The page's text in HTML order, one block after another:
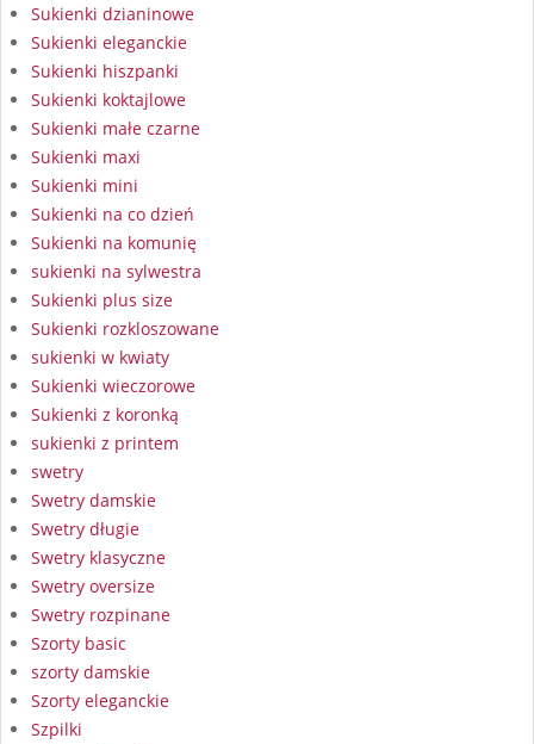
Sukienki dzianinowe
Sukienki eleganckie
Sukienki hiszpanki
Sukienki koktajlowe
Sukienki małe czarne
Sukienki maxi
Sukienki mini
Sukienki na co dzień
Sukienki na komunię
sukienki na sylwestra
Sukienki plus size
Sukienki rozkloszowane
sukienki w kwiaty
Sukienki wieczorowe
Sukienki z koronką
sukienki z printem
swetry
Swetry damskie
Swetry długie
Swetry klasyczne
Swetry oversize
Swetry rozpinane
Szorty basic
szorty damskie
Szorty eleganckie
Szpilki